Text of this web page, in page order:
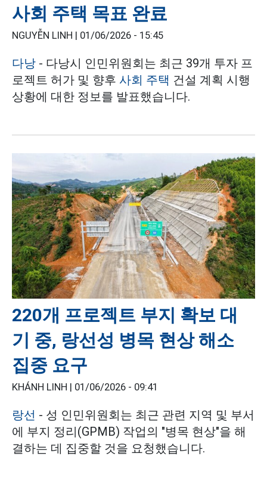
사회 주택 목표 완료
NGUYỄN LINH | 01/06/2026 - 15:45
다낭 - 다낭시 인민위원회는 최근 39개 투자 프
로젝트 허가 및 향후 사회 주택 건설 계획 시행
상황에 대한 정보를 발표했습니다.
220개 프로젝트 부지 확보 대
기 중, 랑선성 병목 현상 해소
집중 요구
KHÁNH LINH | 01/06/2026 - 09:41
랑선 - 성 인민위원회는 최근 관련 지역 및 부서
에 부지 정리(GPMB) 작업의 "병목 현상"을 해
결하는 데 집중할 것을 요청했습니다.